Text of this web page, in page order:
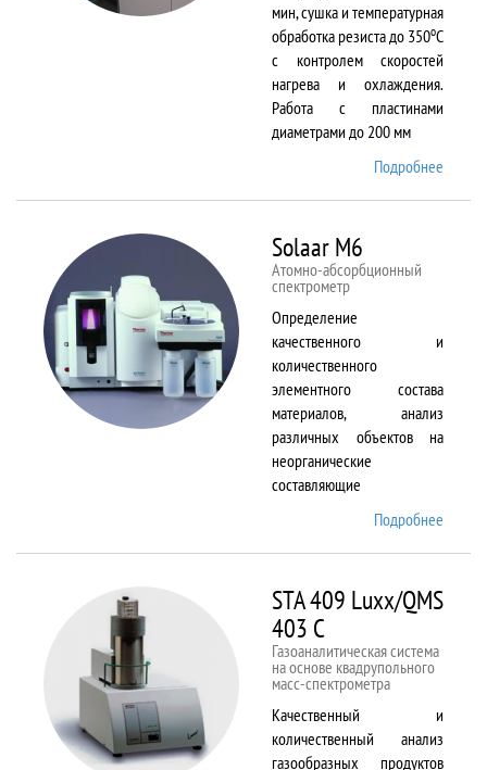
мин, сушка и температурная
обработка резиста до 350оС
с контролем скоростей
нагрева и охлаждения.
Работа с пластинами
диаметрами до 200 мм
Подробнее
Solaar M6
Атомно-абсорбционный
спектрометр
Определение
качественного и
количественного
элементного состава
материалов, анализ
различных объектов на
неорганические
составляющие
Подробнее
STA 409 Luxx/QMS
403 C
Газоаналитическая система
на основе квадрупольного
масс-спектрометра
Качественный и
количественный анализ
газообразных продуктов